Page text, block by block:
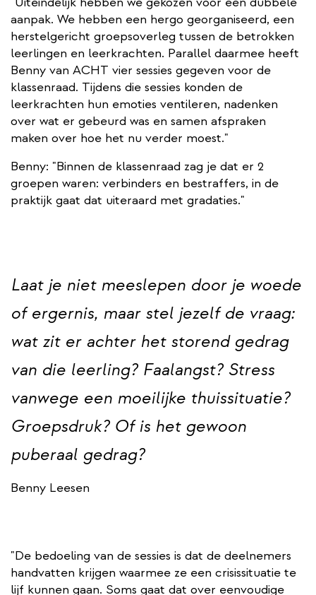
aanpak. We hebben een hergo georganiseerd, een
herstelgericht groepsoverleg tussen de betrokken
leerlingen en leerkrachten. Parallel daarmee heeft
Benny van ACHT vier sessies gegeven voor de
klassenraad. Tijdens die sessies konden de
leerkrachten hun emoties ventileren, nadenken
over wat er gebeurd was en samen afspraken
maken over hoe het nu verder moest."
Benny: "Binnen de klassenraad zag je dat er 2
groepen waren: verbinders en bestraffers, in de
praktijk gaat dat uiteraard met gradaties."
Laat je niet meeslepen door je woede
of ergernis, maar stel jezelf de vraag:
wat zit er achter het storend gedrag
van die leerling? Faalangst? Stress
vanwege een moeilijke thuissituatie?
Groepsdruk? Of is het gewoon
puberaal gedrag?
Benny Leesen
"De bedoeling van de sessies is dat de deelnemers
handvatten krijgen waarmee ze een crisissituatie te
lijf kunnen gaan. Soms gaat dat over eenvoudige